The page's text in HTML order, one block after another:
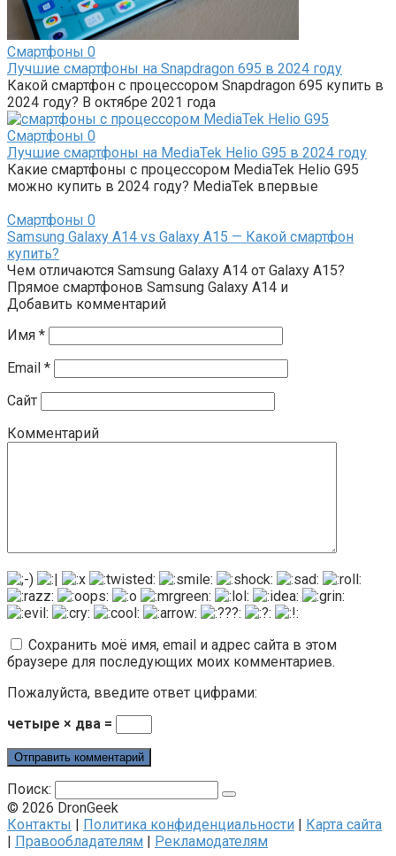
Смартфоны 0
Лучшие смартфоны на Snapdragon 695 в 2024 году
Какой смартфон с процессором Snapdragon 695 купить в
2024 году? В октябре 2021 года
Смартфоны 0
Лучшие смартфоны на MediaTek Helio G95 в 2024 году
Какие смартфоны с процессором MediaTek Helio G95
можно купить в 2024 году? MediaTek впервые
Смартфоны 0
Samsung Galaxy A14 vs Galaxy A15 — Какой смартфон
купить?
Чем отличаются Samsung Galaxy A14 от Galaxy A15?
Прямое смартфонов Samsung Galaxy A14 и
Добавить комментарий
Имя *
Email *
Сайт
Комментарий
Сохранить моё имя, email и адрес сайта в этом
браузере для последующих моих комментариев.
Пожалуйста, введите ответ цифрами:
четыре × два =
Поиск:
© 2026 DronGeek
Контакты | Политика конфиденциальности | Карта сайта
| Правообладателям | Рекламодателям